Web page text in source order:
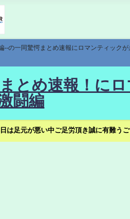
の一同驚愕まとめ速報にロマンティック
とめ速報！に
闘編
足元が悪い中ご足労頂き誠に有難うご